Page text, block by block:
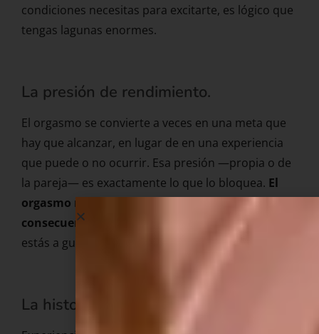
condiciones necesitas para excitarte, es lógico que
tengas lagunas enormes.
La presión de rendimiento.
El orgasmo se convierte a veces en una meta que
hay que alcanzar, en lugar de en una experiencia
que puede o no ocurrir. Esa presión —propia o de
la pareja— es exactamente lo que lo bloquea. El
orgasmo no debería ser un objetivo, sino una
consecuencia
estás a gusto.
La historia personal.